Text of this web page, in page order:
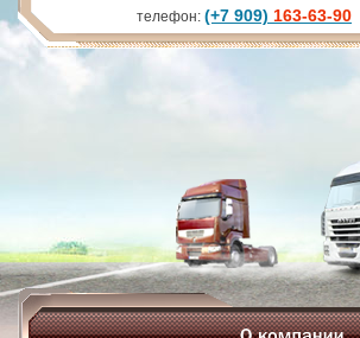
телефон: (+7 909) 163-63-90